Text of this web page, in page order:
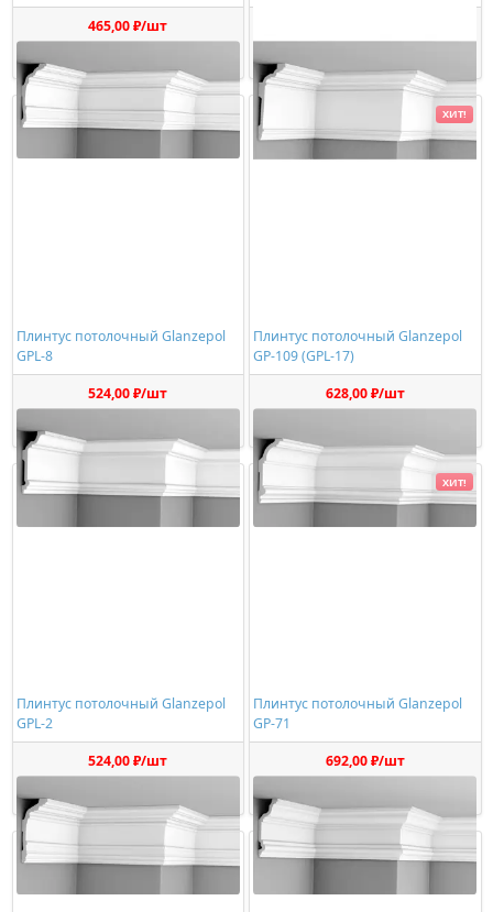
465,00 ₽/шт
Плинтус потолочный Glanzepol
GPL-8
524,00 ₽/шт
Плинтус потолочный Glanzepol
GP-109 (GPL-17)
628,00 ₽/шт
ХИТ!
Плинтус потолочный Glanzepol
GPL-2
524,00 ₽/шт
Плинтус потолочный Glanzepol
GP-71
692,00 ₽/шт
ХИТ!